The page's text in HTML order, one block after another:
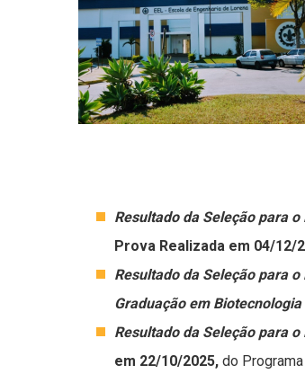
Resultado da Seleção para
Prova Realizada em 04/12/
Resultado da Seleção para
Graduação em
Resultado da Seleção para
em 22/10/2025, do